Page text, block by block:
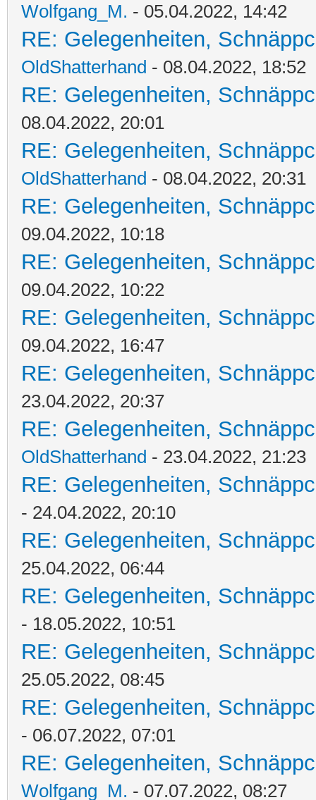
Wolfgang_M. - 05.04.2022, 14:42
RE: Gelegenheiten,
OldShatterhand - 08.04.2022, 18:52
RE: Gelegenheiten,
08.04.2022, 20:01
RE: Gelegenheiten,
OldShatterhand - 08.04.2022, 20:31
RE: Gelegenheiten,
09.04.2022, 10:18
RE: Gelegenheiten,
09.04.2022, 10:22
RE: Gelegenheiten,
09.04.2022, 16:47
RE: Gelegenheiten,
23.04.2022, 20:37
RE: Gelegenheiten,
OldShatterhand - 23.04.2022, 21:23
RE: Gelegenheiten,
- 24.04.2022, 20:10
RE: Gelegenheiten,
25.04.2022, 06:44
RE: Gelegenheiten,
- 18.05.2022, 10:51
RE: Gelegenheiten,
25.05.2022, 08:45
RE: Gelegenheiten,
- 06.07.2022, 07:01
RE: Gelegenheiten,
Wolfgang_M. - 07.07.2022, 08:27